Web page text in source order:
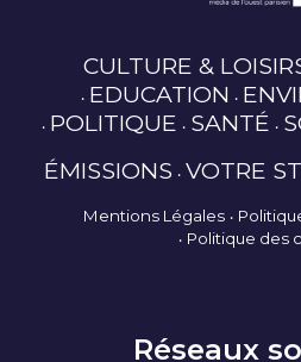
CULTURE &
EDUCATION
POLITIQUE SANTÉ
ÉMISSIONS VOTRE
Mentions Légales
Politique des
Réseaux